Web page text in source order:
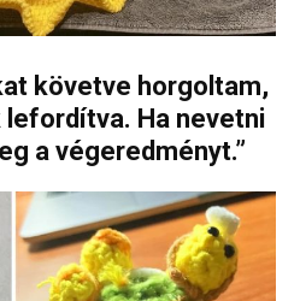
követve horgoltam,
Ha nevetni
a végeredményt.”